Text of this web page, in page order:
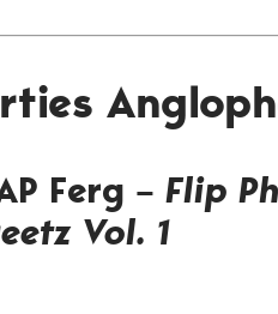
Ferg – Flip
Vol. 1